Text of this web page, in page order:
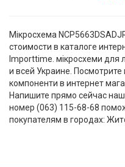
Мікросхема
стоимости в каталоге
Importtime. мікросхеми для
и всей Украине. Посмотрите
компоненти в интернет
Напишите прямо сейчас
номер (‎063) 115-68-68
покупателям в городах: